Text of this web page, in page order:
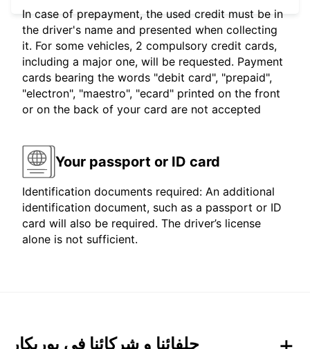
In case of prepayment, the used credit must be in
the driver's name and presented when collecting
it. For some vehicles, 2 compulsory credit cards,
including a major one, will be requested. Payment
cards bearing the words "debit card", "prepaid",
"electron", "maestro", "ecard" printed on the front
or on the back of your card are not accepted
Your passport or ID card
Identification documents required: An additional
identification document, such as a passport or ID
card will also be required. The driver’s license
alone is not sufficient.
حلفائنا و شركائنا في يوربكار